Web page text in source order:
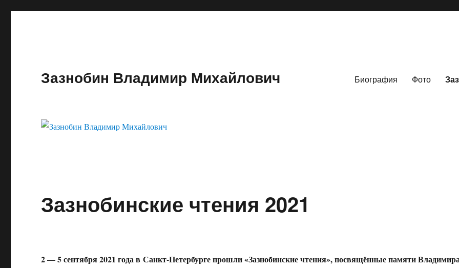
Зазнобин Владимир Михайлович Биография Фото
Зазнобинские чтения 2021
2 — 5 сентября 2021 года в Санкт-Петербурге прошли «Зазнобинские чтения», посвящённые памяти